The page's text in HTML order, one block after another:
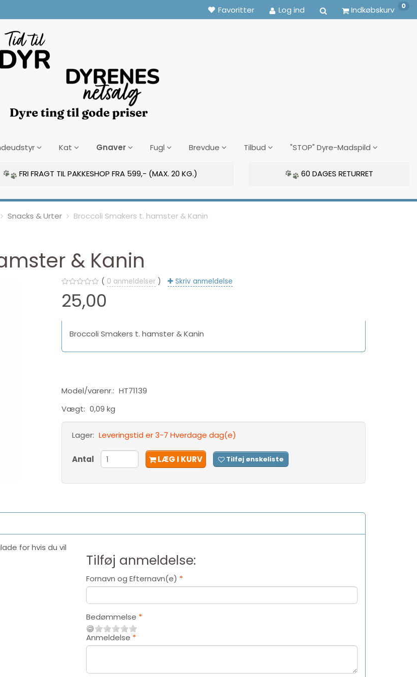
Favoritter Log ind Indkøbskurv 0
Kat Gnaver Fugl Brevdue Tilbud "STOP" Dyre-Madspild
FRI FRAGT TIL PAKKESHOP FRA 599,- (MAX. 20 KG.) 60 DAGES RETURRET
Snacks & Urter
Broccoli Smakers t. hamster & Kanin
& Kanin
0 anmeldelser Skriv anmeldelse
25,00
Broccoli Smakers t. hamster & Kanin
Model/varenr.: HT71139
Vægt: 0,09 kg
Lager: Leveringstid er 3-7 Hverdage dag(e)
Antal LÆG I KURV Tilføj ønskeliste
for hvis du vil
Tilføj anmeldelse:
Fornavn og Efternavn(e)
Bedømmelse
Anmeldelse